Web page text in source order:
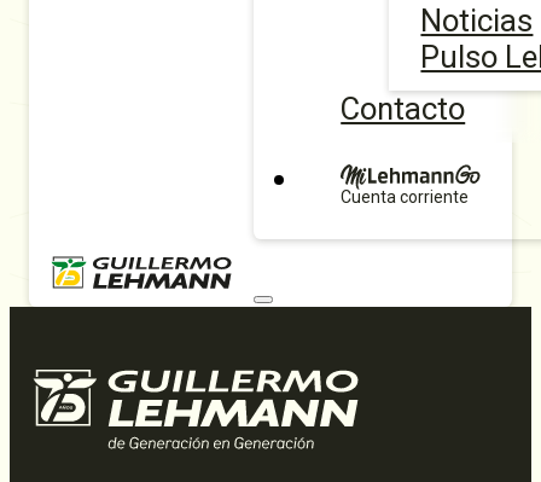
Noticias
Pulso
Contacto
Cuenta corriente